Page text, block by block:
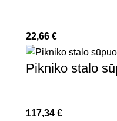
22,66 €
Pikniko stalo
117,34 €